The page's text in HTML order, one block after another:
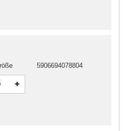
5906694078804
+